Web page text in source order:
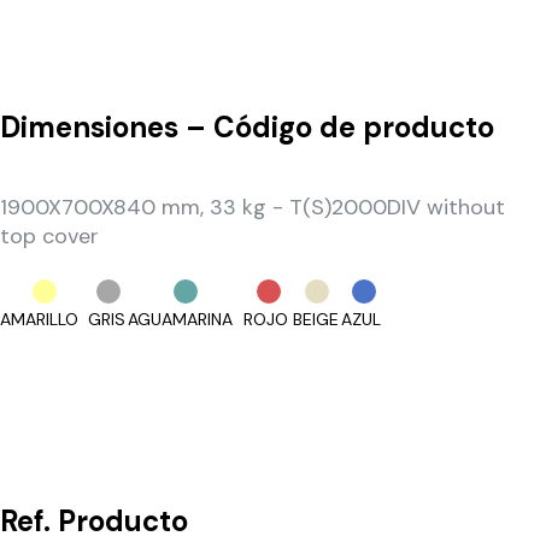
Dimensiones – Código de producto
1900X700X840 mm, 33 kg - T(S)2000DIV without
top cover
AMARILLO GRISAGUAMARINA ROJO BEIGEAZUL
Ref. Producto